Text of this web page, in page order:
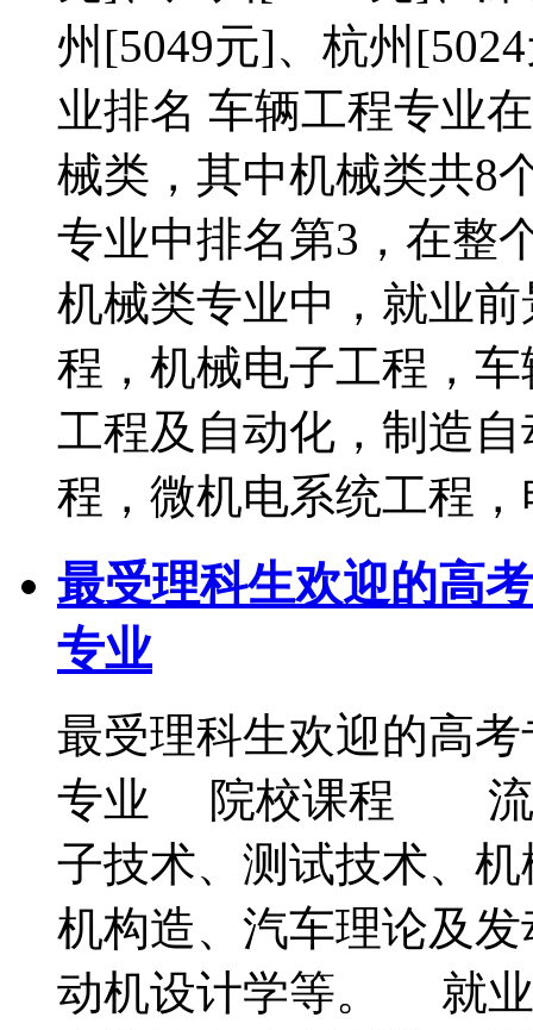
州[5049元]、杭州
业排名 车辆工程专业
械类，其中机械类共8
专业中排名第3，在整
机械类专业中，就业
程，机械电子工程，
工程及自动化，制造
程，微机电系统工程
最受理科生欢迎的高
专业
最受理科生欢迎的高
专业 院校课程 流体
子技术、测试技术、
机构造、汽车理论及
动机设计学等。 就